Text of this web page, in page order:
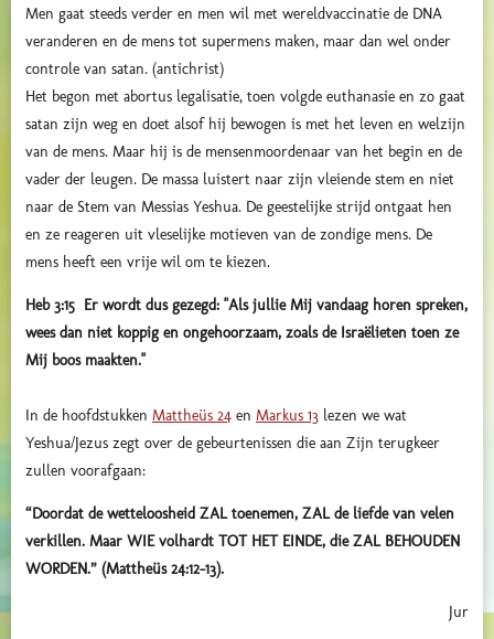
Men gaat steeds verder en men wil met wereldvaccinatie de DNA
veranderen en de mens tot supermens maken, maar dan wel onder
controle van satan. (antichrist)
Het begon met abortus legalisatie, toen volgde euthanasie en zo gaat
satan zijn weg en doet alsof hij bewogen is met het leven en welzijn
van de mens. Maar hij is de mensenmoordenaar van het begin en de
vader der leugen. De massa luistert naar zijn vleiende stem en niet
naar de Stem van Messias Yeshua. De geestelijke strijd ontgaat hen
en ze reageren uit vleselijke motieven van de zondige mens. De
mens heeft een vrije wil om te kiezen.
Heb 3:15 Er wordt dus gezegd: "Als jullie Mij vandaag horen spreken,
wees dan niet koppig en ongehoorzaam, zoals de Israëlieten toen ze
Mij boos maakten."
In de hoofdstukken Mattheüs 24 en Markus 13 lezen we wat
Yeshua/Jezus zegt over de gebeurtenissen die aan Zijn terugkeer
zullen voorafgaan:
“Doordat de wetteloosheid ZAL toenemen, ZAL de liefde van velen
verkillen. Maar WIE volhardt TOT HET EINDE, die ZAL BEHOUDEN
WORDEN.” (Mattheüs 24:12-13).
Jur